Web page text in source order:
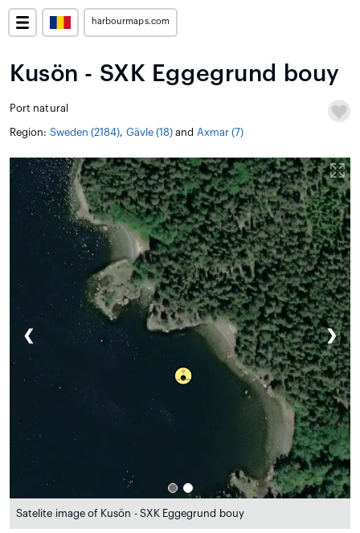
harbourmaps.com
Kusön - SXK Eggegrund bouy
Port natural
Region: Sweden (2184), Gävle (18) and Axmar (7)
❮ ❯
Satelite image of Kusön - SXK Eggegrund bouy